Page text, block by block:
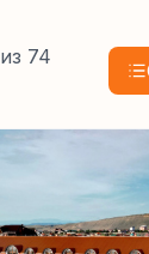
из 74